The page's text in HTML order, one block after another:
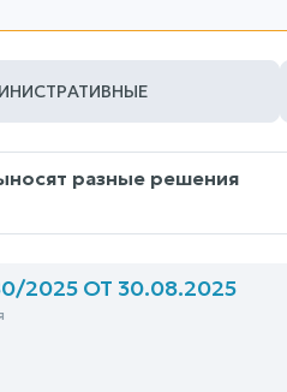
разные решения
ОТ 30.08.2025